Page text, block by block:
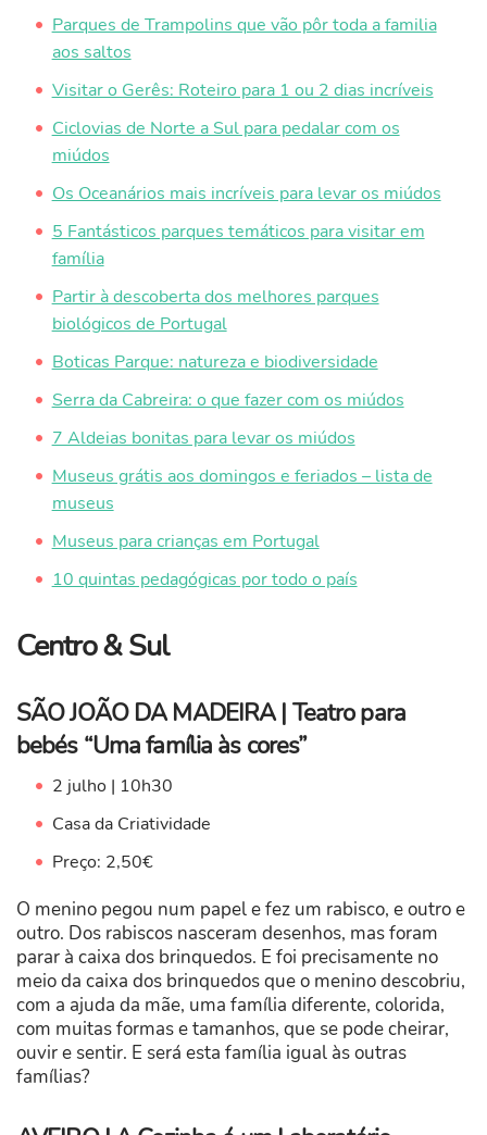
Parques de Trampolins que vão pôr toda a familia
aos saltos
Visitar o Gerês: Roteiro para 1 ou 2 dias incríveis
Ciclovias de Norte a Sul para pedalar com os
miúdos
Os Oceanários mais incríveis para levar os miúdos
5 Fantásticos parques temáticos para visitar em
família
Partir à descoberta dos melhores parques
biológicos de Portugal
Boticas Parque: natureza e biodiversidade
Serra da Cabreira: o que fazer com os miúdos
7 Aldeias bonitas para levar os miúdos
Museus grátis aos domingos e feriados – lista de
museus
Museus para crianças em Portugal
10 quintas pedagógicas por todo o país
Centro & Sul
SÃO JOÃO DA MADEIRA | Teatro para
bebés “Uma família às cores”
2 julho | 10h30
Casa da Criatividade
Preço: 2,50€
O menino pegou num papel e fez um rabisco, e outro e
outro. Dos rabiscos nasceram desenhos, mas foram
parar à caixa dos brinquedos. E foi precisamente no
meio da caixa dos brinquedos que o menino descobriu,
com a ajuda da mãe, uma família diferente, colorida,
com muitas formas e tamanhos, que se pode cheirar,
ouvir e sentir. E será esta família igual às outras
famílias?